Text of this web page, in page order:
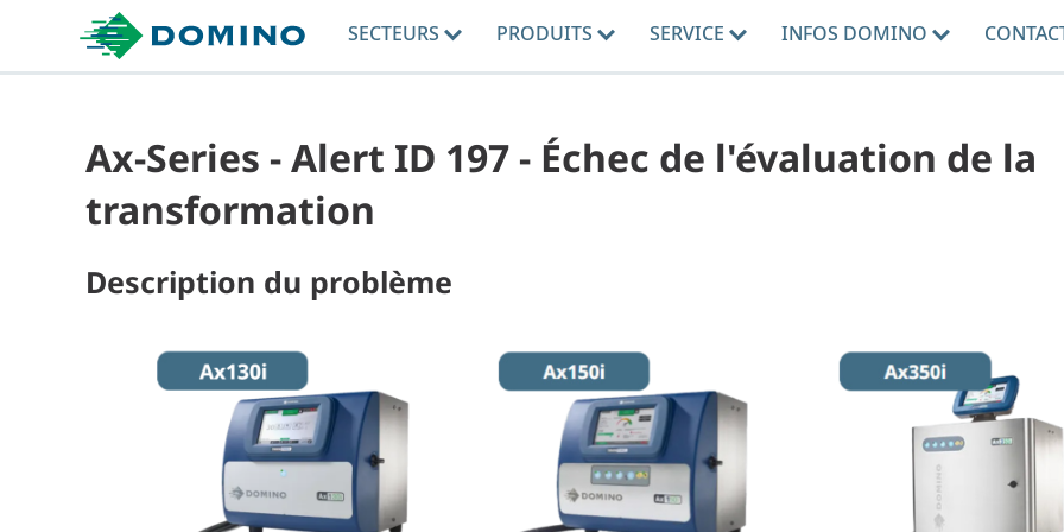
SECTEURS PRODUITS SERVICE INFOS DOMINO
Ax-Series - Alert ID 197 - Échec de l'évaluation de la
transformation
Description du problème